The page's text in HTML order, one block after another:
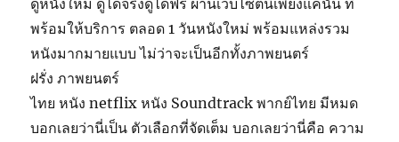
พร้อมให้บริการ ตลอด 1 วันหนังใหม่ พร้อมแหล่งรวม
หนังมากมายแบบ ไม่ว่าจะเป็นอีกทั้งภาพยนตร์
ฝรั่ง ภาพยนตร์
ไทย หนัง netflix หนัง Soundtrack พากย์ไทย มีหมด
บอกเลยว่านี่เป็น ตัวเลือกที่จัดเต็ม บอกเลยว่านี่คือ ความ